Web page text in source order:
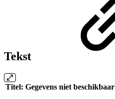
Tekst
Titel: Gegevens niet beschikbaar